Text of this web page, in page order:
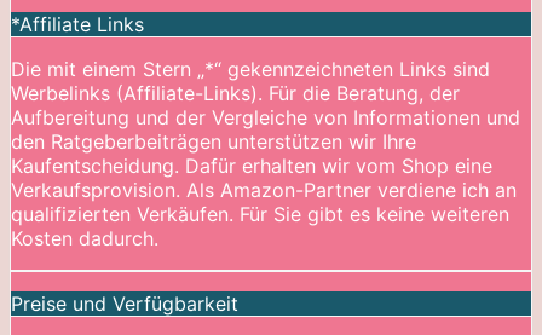
*Affiliate Links
Die mit einem Stern „*“ gekennzeichneten Links sind
Werbelinks (Affiliate-Links). Für die Beratung, der
Aufbereitung und der Vergleiche von Informationen und
den Ratgeberbeiträgen unterstützen wir Ihre
Kaufentscheidung. Dafür erhalten wir vom Shop eine
Verkaufsprovision. Als Amazon-Partner verdiene ich an
qualifizierten Verkäufen. Für Sie gibt es keine weiteren
Kosten dadurch.
Preise und Verfügbarkeit